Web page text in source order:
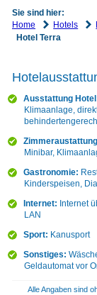
Sie sind hier:
Home
Hotels
Hotel Terra
Ausstattung
Klimaanlage,
Minibar,
Gastronomie:
Kinderspeisen,
Internet: Internet
LAN
Sport: Kanusport
Sonstiges:
Geldautomat vor
Alle Angaben sind